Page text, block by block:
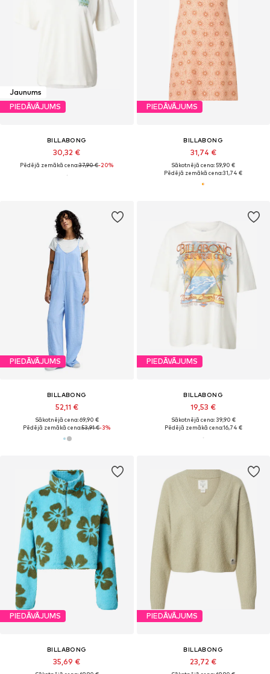
Jaunums
PIEDĀVĀJUMS
BILLABONG
30,32 €
Pēdējā zemākā cena:37,90 €-20%
PIEDĀVĀJUMS
BILLABONG
31,74 €
Sākotnējā cena: 59,90 €
Pēdējā zemākā cena:31,74 €
PIEDĀVĀJUMS
BILLABONG
52,11 €
Sākotnējā cena: 69,90 €
Pēdējā zemākā cena:53,91 €-3%
PIEDĀVĀJUMS
BILLABONG
19,53 €
Sākotnējā cena: 39,90 €
Pēdējā zemākā cena:16,74 €
PIEDĀVĀJUMS
BILLABONG
35,69 €
PIEDĀVĀJUMS
BILLABONG
23,72 €